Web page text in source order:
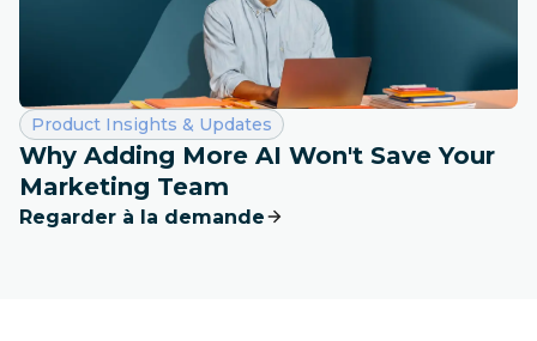
Catégorie :
Product Insights & Updates
Why Adding More AI Won't Save Your
Marketing Team
Regarder à la demande